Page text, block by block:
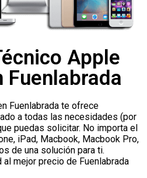
Apple
Fuenlabrada
Fuenlabrada te ofrece
a todas las necesidades (por
puedas solicitar. No importa el
iPad, Macbook, Macbook Pro,
de una solución para ti.
mejor precio de Fuenlabrada